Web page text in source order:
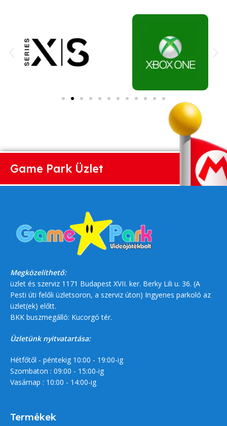
Game Park Üzlet
Megközelíthető:
üzlet és szerviz 1171 Budapest XVII. ker. Berky Lili u. 36. (A
Pesti úti felőli üzletsoron, a szerviz úton) Ingyenes parkoló az
üzlet(ek) előtt.
BKK buszmegálló: Kucorgó tér.
Üzletünk nyitvatartása:
Hétfőtől - péntekig 10:00 - 19:00-ig
Szombaton : 09:00 - 15:00-ig
Vasárnap : 10:00 - 14:00-ig
Termékek